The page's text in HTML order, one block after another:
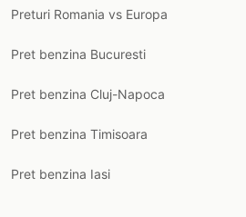
Preturi Romania vs Europa
Pret benzina Bucuresti
Pret benzina Cluj-Napoca
Pret benzina Timisoara
Pret benzina Iasi